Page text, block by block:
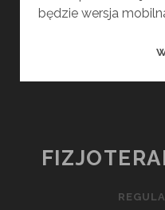
będzie wersja